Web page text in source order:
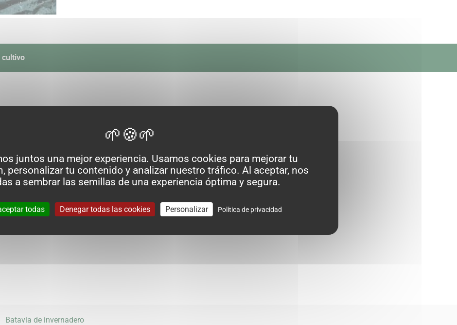
cultivo
Batavia de invernadero
juntos una mejor experiencia. Usamos cookies para mejorar tu
personalizar tu contenido y analizar nuestro tráfico. Al aceptar, nos
a sembrar las semillas de una experiencia óptima y segura.
todas Denegar todas las cookies Personalizar Política de privacidad